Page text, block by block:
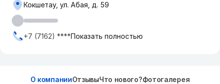
Кокшетау, ул. Абая, д. 59
+7 (7162) ****Показать полностью
О компанииОтзывыЧто нового?Фотогалерея